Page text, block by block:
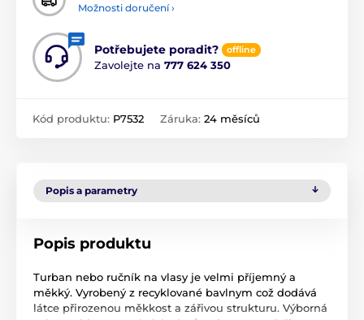
Možnosti doručení ›
Potřebujete poradit? offline
Zavolejte na 777 624 350
Kód produktu: P7532 Záruka: 24 měsíců
Popis a parametry
Popis produktu
Turban nebo ručník na vlasy je velmi příjemný a
měkký. Vyrobený z recyklované bavlnym což dodává
látce přirozenou měkkost a zářivou strukturu. Výborná